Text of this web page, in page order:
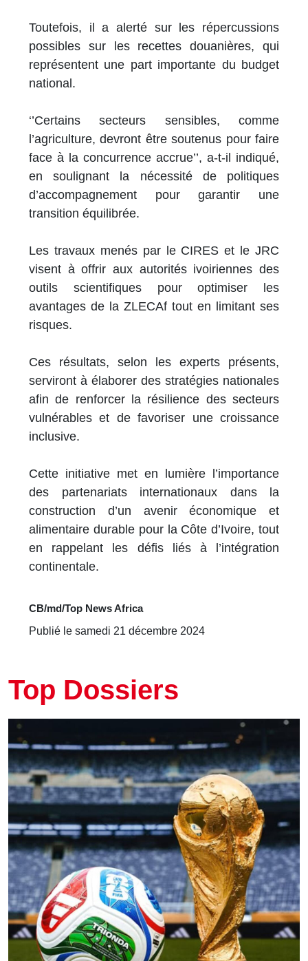
Toutefois, il a alerté sur les répercussions
possibles sur les recettes douanières, qui
représentent une part importante du budget
national.
‘’Certains secteurs sensibles, comme
l’agriculture, devront être soutenus pour faire
face à la concurrence accrue’’, a-t-il indiqué,
en soulignant la nécessité de politiques
d’accompagnement pour garantir une
transition équilibrée.
Les travaux menés par le CIRES et le JRC
visent à offrir aux autorités ivoiriennes des
outils scientifiques pour optimiser les
avantages de la ZLECAf tout en limitant ses
risques.
Ces résultats, selon les experts présents,
serviront à élaborer des stratégies nationales
afin de renforcer la résilience des secteurs
vulnérables et de favoriser une croissance
inclusive.
Cette initiative met en lumière l’importance
des partenariats internationaux dans la
construction d’un avenir économique et
alimentaire durable pour la Côte d’Ivoire, tout
en rappelant les défis liés à l’intégration
continentale.
CB/md/Top News Africa
Publié le samedi 21 décembre 2024
Top Dossiers